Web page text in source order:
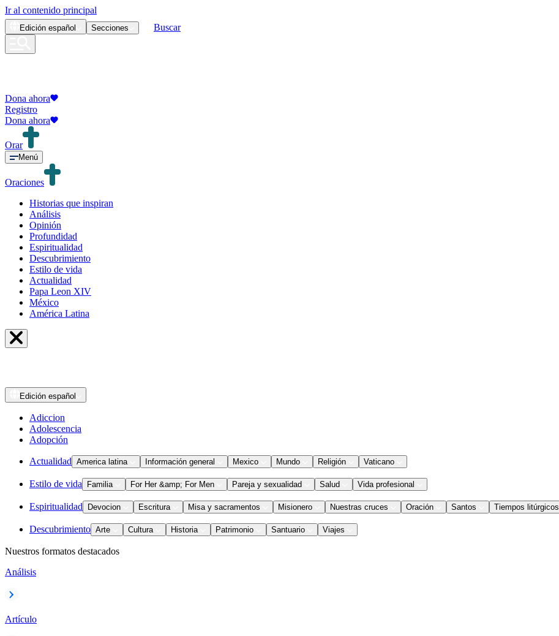
Ir al contenido principal
Edición español Secciones Buscar
Dona ahora
Registro
Dona ahora
Orar
Menú
Oraciones
Historias que inspiran
Análisis
Opinión
Profundidad
Espiritualidad
Descubrimiento
Estilo de vida
Actualidad
Papa Leon XIV
México
América Latina
Edición español
Adiccion
Adolescencia
Adopción
Actualidad America latina Información general Mexico Mundo Religión Vaticano
Estilo de vida Familia For Her &amp; For Men Pareja y sexualidad Salud Vida profesional
Espiritualidad Devocion Escritura Misa y sacramentos Misionero Nuestras cruces Oración Santos Tiempos litúrgicos
Descubrimiento Arte Cultura Historia Patrimonio Santuario Viajes
Nuestros formatos destacados
Análisis
Artículo